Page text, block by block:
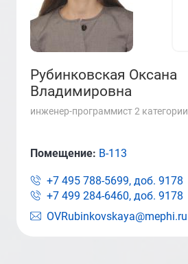
Рубинковская Оксана
Владимировна
инженер-программист 2 категории
OVRubinkovskaya@mephi.ru
Помещение: В-113
+7 495 788-5699, доб. 9178
+7 499 284-6460, доб. 9178